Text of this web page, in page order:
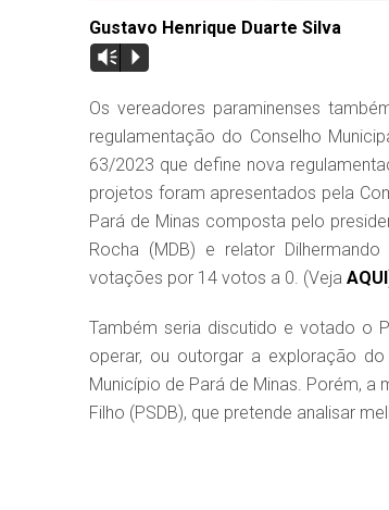
Gustavo Henrique Duarte Silva
Vm P
Os vereadores paraminenses
regulamentação do Conselho
63/2023 que define nova
projetos foram apresentados pela
Pará de Minas composta pelo
Rocha (MDB) e relator
votações por 14 votos a 0. (Veja AQUI
Também seria discutido e votado o
operar, ou outorgar a exploração
Município de Pará de Minas. Porém,
Filho (PSDB), que pretende analisar